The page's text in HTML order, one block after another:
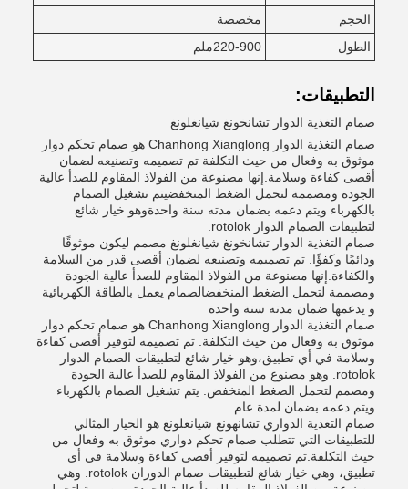
الحجم
مخصصة
الطول
220-900ملم
التطبيقات:
صمام التغذية الدوار تشانخونغ شيانغلونغ
صمام التغذية الدوار Chanhong Xianglong هو صمام تحكم دوار
موثوق به وفعال من حيث التكلفة تم تصميمه وتصنيعه لضمان
أقصى كفاءة وسلامة.إنها مصنوعة من الفولاذ المقاوم للصدأ عالية
الجودة ومصممة لتحمل الضغط المنخفضيتم تشغيل الصمام
بالكهرباء ويتم دعمه بضمان مدته سنة واحدةوهو خيار شائع
لتطبيقات الصمام الدوار rotolok.
صمام التغذية الدوار تشانخونغ شيانغلونغ مصمم ليكون موثوقًا
ودائمًا وكفؤًا. تم تصميمه وتصنيعه لضمان أقصى قدر من السلامة
والكفاءة.إنها مصنوعة من الفولاذ المقاوم للصدأ عالية الجودة
ومصممة لتحمل الضغط المنخفضالصمام يعمل بالطاقة الكهربائية
و يدعمها ضمان مدته سنة واحدة
صمام التغذية الدوار Chanhong Xianglong هو صمام تحكم دوار
موثوق به وفعال من حيث التكلفة. تم تصميمه لتوفير أقصى كفاءة
وسلامة في أي تطبيق،وهو خيار شائع لتطبيقات الصمام الدوار
rotolok. وهو مصنوع من الفولاذ المقاوم للصدأ عالية الجودة
ومصمم لتحمل الضغط المنخفض. يتم تشغيل الصمام بالكهرباء
ويتم دعمه بضمان لمدة عام.
صمام التغذية الدواري تشانهونغ شيانغلونغ هو الخيار المثالي
للتطبيقات التي تتطلب صمام تحكم دواري موثوق به وفعال من
حيث التكلفة.تم تصميمه لتوفير أقصى كفاءة وسلامة في أي
تطبيق، وهي خيار شائع لتطبيقات صمام الدوران rotolok. وهي